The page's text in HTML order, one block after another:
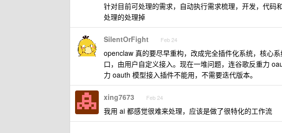
针对目前可处理的需求，自动执行需求梳理，开发，代
处理的处理掉
SilentOrFight Feb 24
openclaw 真的要尽早重构，改成完全插件化系统，核心
口，由用户自定义接入。现在一堆问题，连谷歌反重力
力 oauth 模型接入插件不能用，不需要迭代版本。
xing7673 Feb 24
我用 ai 都感觉很难来处理，应该是做了很特化的工作流